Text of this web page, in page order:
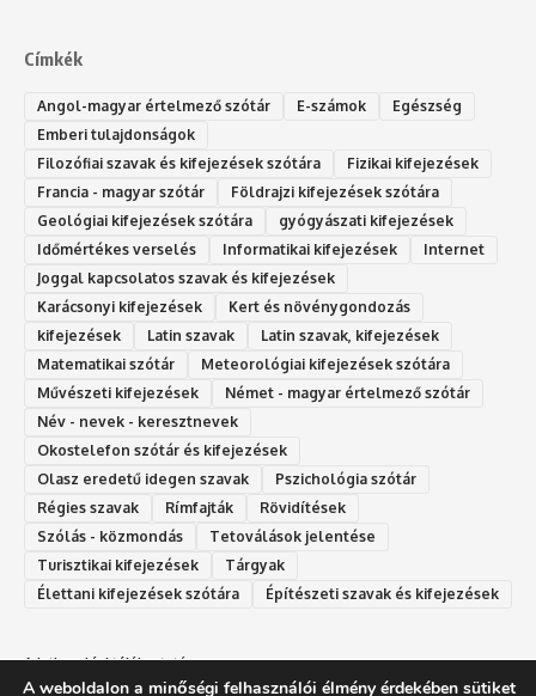
Címkék
Angol-magyar értelmező szótár E-számok
Egészség
Emberi tulajdonságok
Filozófiai szavak és kifejezések szótára
Fizikai kifejezések
Francia - magyar szótár
Földrajzi kifejezések szótára
Geológiai kifejezések szótára
gyógyászati kifejezések
Időmértékes verselés
Informatikai kifejezések
Internet
Joggal kapcsolatos szavak és kifejezések
Karácsonyi kifejezések
Kert és növénygondozás
kifejezések
Latin szavak
Latin szavak, kifejezések
Matematikai szótár
Meteorológiai kifejezések szótára
Művészeti kifejezések
Német - magyar értelmező szótár
Név - nevek - keresztnevek
Okostelefon szótár és kifejezések
Olasz eredetű idegen szavak
Ps‮gólohciz‬ia s‮átóz‬r
Régies szavak
Rímfajták
Rövidítések
Szólás - közmondás
Tetoválások jelentése
Turisztikai kifejezések
Tárgyak
Élettani kifejezések szótára
Építészeti szavak és kifejezések
Adatkezelési tájékoztató
A weboldalon a minőségi felhasználói élmény érdekében sütiket